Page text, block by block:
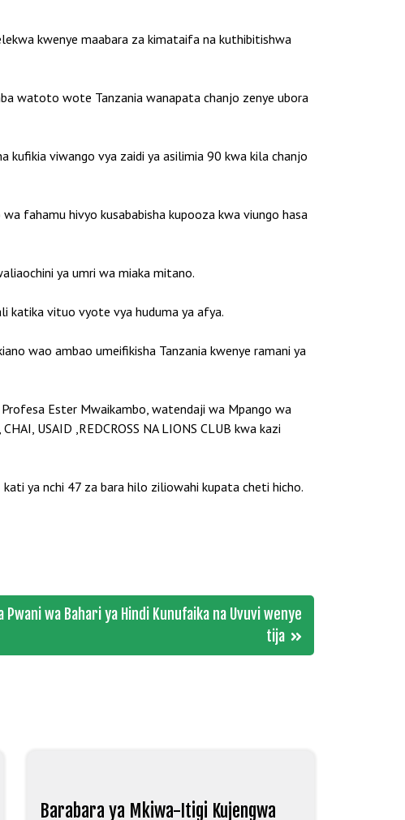
kwenye maabara za kimataifa na kuthibitishwa
watoto wote Tanzania wanapata chanjo zenye ubora
kufikia viwango vya zaidi ya asilimia 90 kwa kila chanjo
fahamu hivyo kusababisha kupooza kwa viungo hasa
ya umri wa miaka mitano.
katika vituo vyote vya huduma ya afya.
wao ambao umeifikisha Tanzania kwenye ramani ya
Ester Mwaikambo, watendaji wa Mpango wa
USAID ,REDCROSS NA LIONS CLUB kwa kazi
ya nchi 47 za bara hilo ziliowahi kupata cheti hicho.
Pwani wa Bahari ya Hindi Kunufaika na Uvuvi wenye
tija
Barabara ya Mkiwa-Itigi Kujengwa